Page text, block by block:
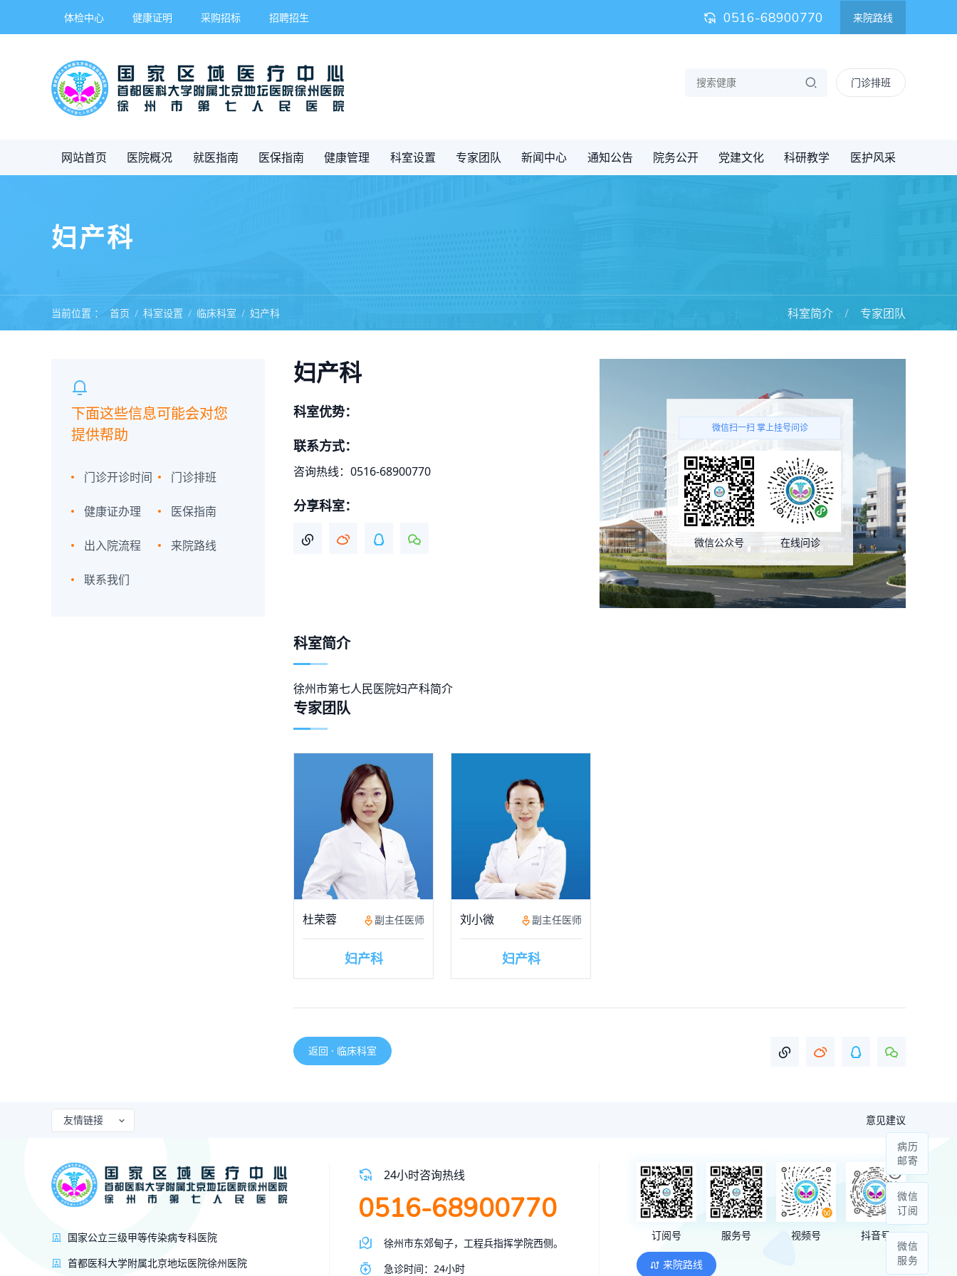
体检中心 健康证明 采购招标 招聘招生 0516-68900770 来院路线
门诊排班
网站首页 医院概况 就医指南 医保指南 健康管理 科室设置 专家团队 新闻中心 通知公告 院务公开 党建文化 科研教学 医护风采
妇产科
当前位置 ： 首页 科室设置 临床科室 妇产科 科室简介 专家团队
下面这些信息可能会对您
提供帮助
门诊开诊时间 门诊排班
健康证办理 医保指南
出入院流程 来院路线
联系我们
妇产科
科室优势：
联系方式：
咨询热线：0516-68900770
分享科室：
微信扫一扫 掌上挂号问诊
微信公众号 在线问诊
科室简介
徐州市第七人民医院妇产科简介
专家团队
杜荣蓉 副主任医师
妇产科
刘小微 副主任医师
妇产科
返回 · 临床科室
友情链接 意见建议
国家公立三级甲等传染病专科医院
首都医科大学附属北京地坛医院徐州医院
24小时咨询热线
0516-68900770
徐州市东郊甸子，工程兵指挥学院西侧。
急诊时间：24小时
订阅号 服务号 视频号 抖音号
来院路线
病历
邮寄
微信
订阅
微信
服务